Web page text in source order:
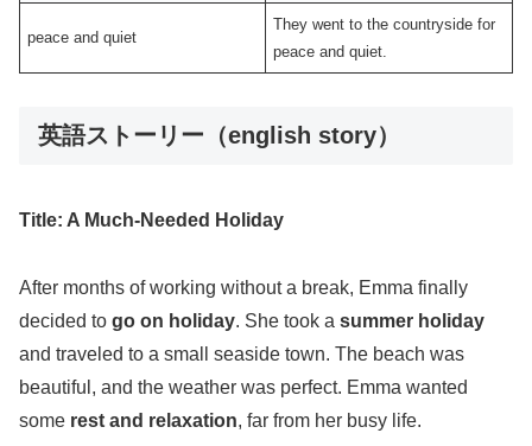
peace and quiet
They went to the countryside for
peace and quiet.
英語ストーリー（english story）
Title: A Much-Needed Holiday
After months of working without a break, Emma finally
decided to go on holiday. She took a summer holiday
and traveled to a small seaside town. The beach was
beautiful, and the weather was perfect. Emma wanted
some rest and relaxation, far from her busy life.